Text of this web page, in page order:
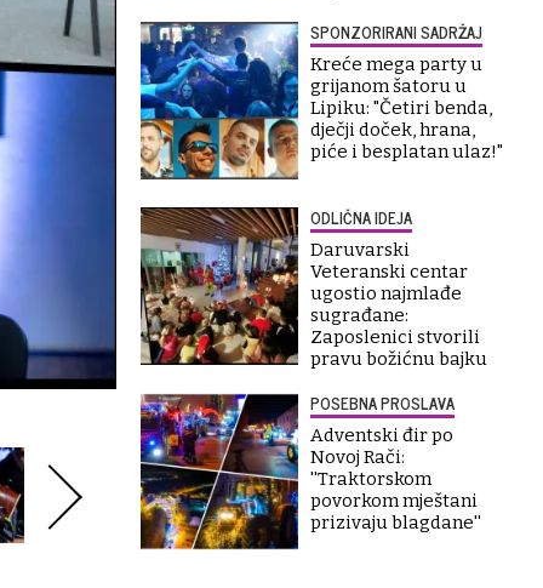
SPONZORIRANI SADRŽAJ
Kreće mega party u
grijanom šatoru u
Lipiku: "Četiri benda,
dječji doček, hrana,
piće i besplatan ulaz!"
ODLIČNA IDEJA
Daruvarski
Veteranski centar
ugostio najmlađe
sugrađane:
Zaposlenici stvorili
pravu božićnu bajku
POSEBNA PROSLAVA
Adventski đir po
Novoj Rači:
''Traktorskom
povorkom mještani
prizivaju blagdane''